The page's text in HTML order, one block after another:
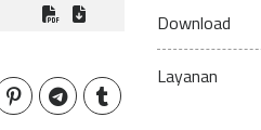
Download
Layanan